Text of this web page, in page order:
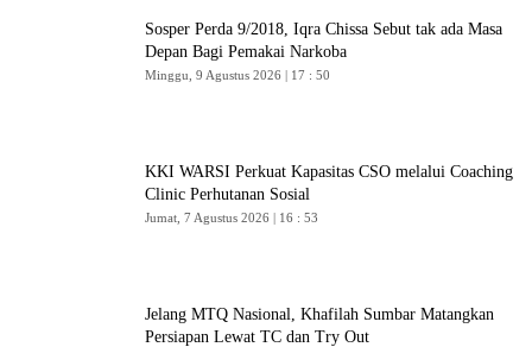
Sosper Perda 9/2018, Iqra Chissa Sebut tak ada Masa
Depan Bagi Pemakai Narkoba
Minggu, 9 Agustus 2026 | 17 : 50
KKI WARSI Perkuat Kapasitas CSO melalui Coaching
Clinic Perhutanan Sosial
Jumat, 7 Agustus 2026 | 16 : 53
Jelang MTQ Nasional, Khafilah Sumbar Matangkan
Persiapan Lewat TC dan Try Out